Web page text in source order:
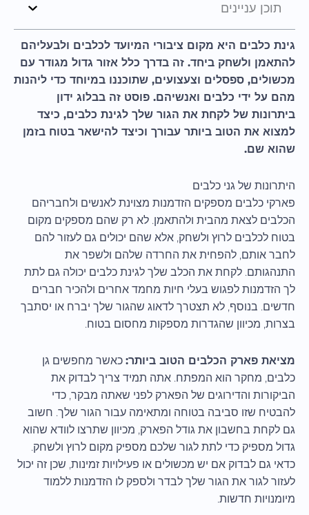
תוכן עניינים
גינת כלבים היא מקום ציבורי המיועד לכלבים ולבעליהם
להתאמן ולשחק ביחד. זה בדרך כלל אזור גדול מגודר עם
מכשולים, ספסלים וצעצועים, שתוכננו במיוחד כדי ליהנות
מהם על ידי כלבים ואנשיהם. פוסט זה בבלוג ידון
ביתרונות של לקחת את הגור שלך לגינת כלבים, כיצד
למצוא את הטוב ביותר עבורך וכיצד להישאר בטוח בזמן
שהוא שם.
היתרונות של גני כלבים
פארקי כלבים מספקים הזדמנות מצוינת לאנשים ולחבריהם
הכלבים לצאת מהבית ולהתאמן. לא רק שהם מספקים מקום
בטוח לכלבים לרוץ ולשחק, אלא שהם יכולים גם לעזור להם
לחבר אותם, להפחית את החרדה שלהם ולשפר את
התנהגותם. לקחת את הכלב שלך לגינת כלבים יכולה גם לתת
לך הזדמנות לפגוש בעלי חיות מחמד אחרים ולהכיר חברים
חדשים. בנוסף, לא תצטרך לדאוג שהגור שלך יברח או יסתבך
בצרות, מכיוון שהגדרות מספקות מחסום בטוח.
מציאת פארק הכלבים הטוב ביותר: כאשר מחפשים גן
כלבים, מחקר הוא המפתח. אתה תמיד צריך לבדוק את
הביקורות והדירוגים של הפארק לפני שאתה מבקר, כדי
להבטיח שזו סביבה בטוחה ומתאימה עבור הגור שלך. חשוב
גם לקחת בחשבון את גודל הפארק, מכיוון שתרצו לוודא שהוא
גדול מספיק כדי לתת לגור שלכם מספיק מקום לרוץ ולשחק.
כדאי גם לבדוק אם יש מכשולים או פעילויות זמינות, שכן זה יכול
לעזור לגור את הגור שלך לבדר ולספק לו הזדמנות ללמוד
מיומנויות חדשות.